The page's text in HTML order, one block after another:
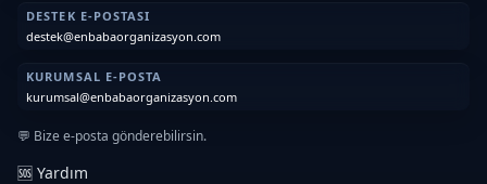
DESTEK E-POSTASI
destek@enbabaorganizasyon.com
KURUMSAL E-POSTA
kurumsal@enbabaorganizasyon.com
💬 Bize e-posta gönderebilirsin.
🆘 Yardım